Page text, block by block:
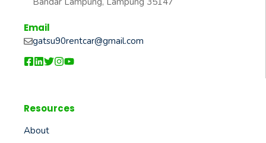
Email
gatsu90rentcar@gmail.com
Resources
About